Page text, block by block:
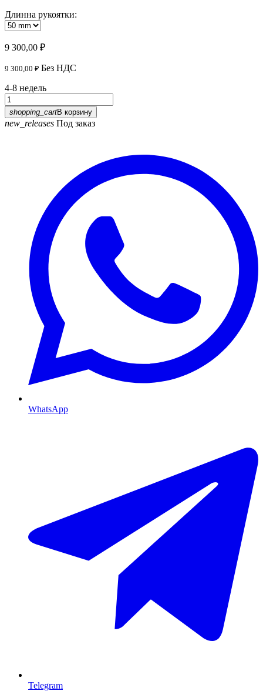
Длинна рукоятки:
9 300,00 ₽
9 300,00 ₽ Без НДС
4-8 недель
shopping_cartВ корзину
new_releases Под заказ
WhatsApp
Telegram